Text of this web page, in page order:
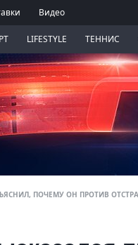
Видео
LIFESTYLE ТЕННИС
ПОЧЕМУ ОН ПРОТИВ